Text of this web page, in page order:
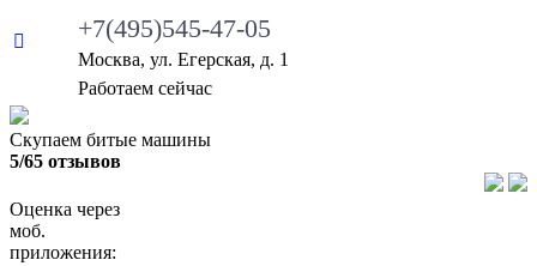
+7(495)545-47-05
Москва, ул. Егерская, д. 1
Работаем сейчас
Скупаем битые машины
5/65 отзывов
Оценка через
моб.
приложения: